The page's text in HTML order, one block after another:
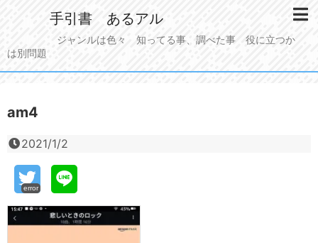
手引書 あるアル
ジャンルは色々 知ってる事、調べた事 役に立つか
は別問題
am4
2021/1/2
error